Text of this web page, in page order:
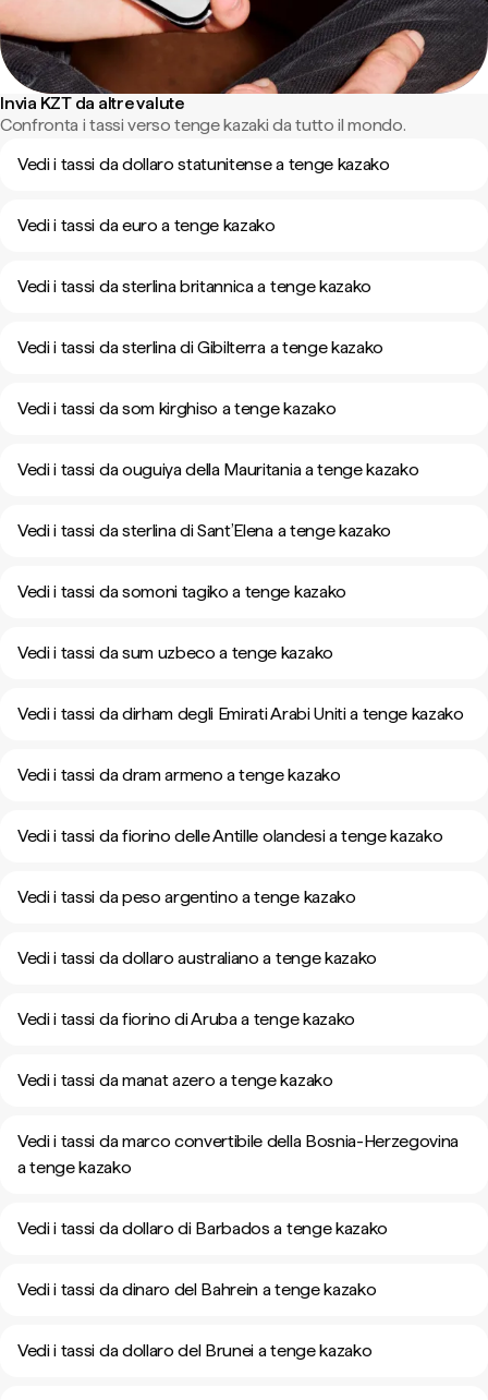
Invia KZT da altre valute
Confronta i tassi verso tenge kazaki da tutto il mondo.
Vedi i tassi da dollaro statunitense a tenge kazako
Vedi i tassi da euro a tenge kazako
Vedi i tassi da sterlina britannica a tenge kazako
Vedi i tassi da sterlina di Gibilterra a tenge kazako
Vedi i tassi da som kirghiso a tenge kazako
Vedi i tassi da ouguiya della Mauritania a tenge kazako
Vedi i tassi da sterlina di Sant’Elena a tenge kazako
Vedi i tassi da somoni tagiko a tenge kazako
Vedi i tassi da sum uzbeco a tenge kazako
Vedi i tassi da dirham degli Emirati Arabi Uniti a tenge kazako
Vedi i tassi da dram armeno a tenge kazako
Vedi i tassi da fiorino delle Antille olandesi a tenge kazako
Vedi i tassi da peso argentino a tenge kazako
Vedi i tassi da dollaro australiano a tenge kazako
Vedi i tassi da fiorino di Aruba a tenge kazako
Vedi i tassi da manat azero a tenge kazako
Vedi i tassi da marco convertibile della Bosnia-Herzegovina
a tenge kazako
Vedi i tassi da dollaro di Barbados a tenge kazako
Vedi i tassi da dinaro del Bahrein a tenge kazako
Vedi i tassi da dollaro del Brunei a tenge kazako